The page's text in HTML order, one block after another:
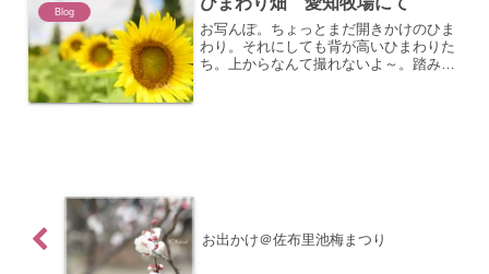
Blog
お写んぽ。ちょっとまだ開きかけのひま
わり。それにしても背が高いひまわりた
ち。上からなんて撮れないよ～。踏み台
お出かけ＠佐布里池梅まつり